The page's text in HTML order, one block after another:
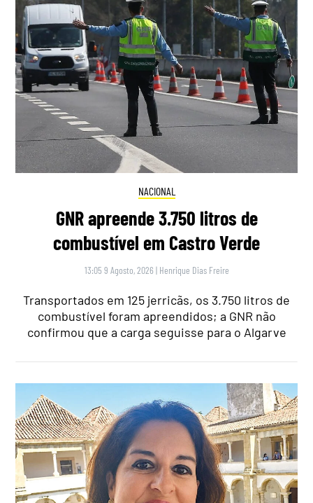
NACIONAL
GNR apreende 3.750 litros de
combustível em Castro Verde
13:05 9 Agosto, 2026 | Henrique Dias Freire
Transportados em 125 jerricãs, os 3.750 litros de
combustível foram apreendidos; a GNR não
confirmou que a carga seguisse para o Algarve